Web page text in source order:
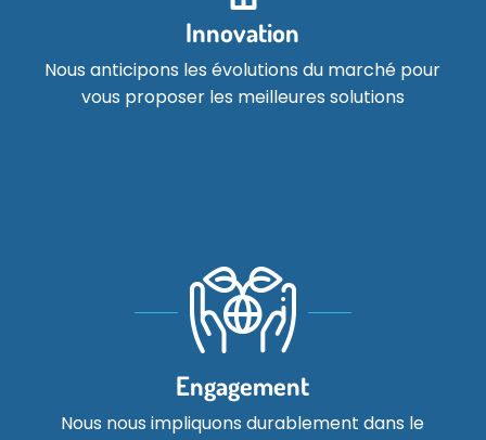
Innovation
Nous anticipons les évolutions du marché pour
vous proposer les meilleures solutions
Engagement
Nous nous impliquons durablement dans le